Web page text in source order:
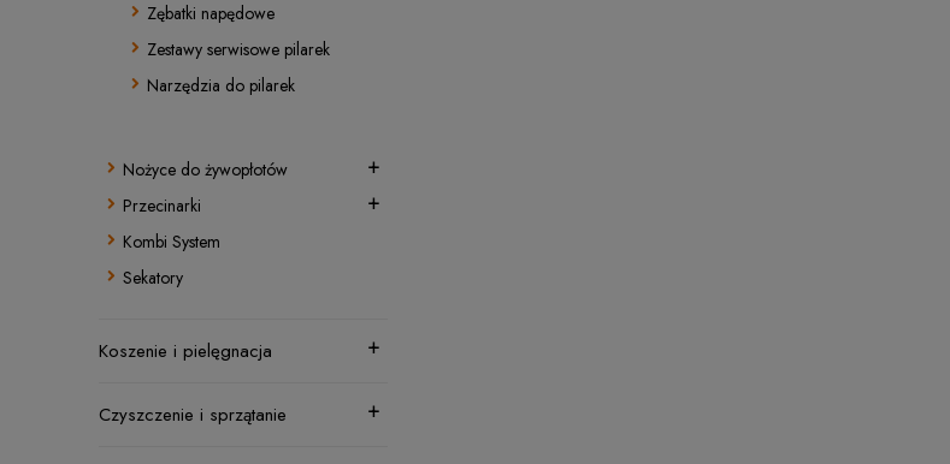
Zębatki napędowe
Zestawy serwisowe pilarek
Narzędzia do pilarek
Nożyce do żywopłotów
Przecinarki
Kombi System
Sekatory
Koszenie i pielęgnacja
Czyszczenie i sprzątanie